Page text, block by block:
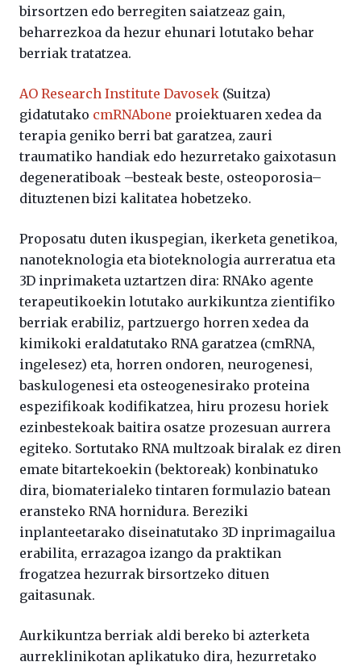
birsortzen edo berregiten saiatzeaz gain,
beharrezkoa da hezur ehunari lotutako behar
berriak tratatzea.
AO Research Institute Davosek (Suitza)
gidatutako cmRNAbone proiektuaren xedea da
terapia geniko berri bat garatzea, zauri
traumatiko handiak edo hezurretako gaixotasun
degeneratiboak –besteak beste, osteoporosia–
dituztenen bizi kalitatea hobetzeko.
Proposatu duten ikuspegian, ikerketa genetikoa,
nanoteknologia eta bioteknologia aurreratua eta
3D inprimaketa uztartzen dira: RNAko agente
terapeutikoekin lotutako aurkikuntza zientifiko
berriak erabiliz, partzuergo horren xedea da
kimikoki eraldatutako RNA garatzea (cmRNA,
ingelesez) eta, horren ondoren, neurogenesi,
baskulogenesi eta osteogenesirako proteina
espezifikoak kodifikatzea, hiru prozesu horiek
ezinbestekoak baitira osatze prozesuan aurrera
egiteko. Sortutako RNA multzoak biralak ez diren
emate bitartekoekin (bektoreak) konbinatuko
dira, biomaterialeko tintaren formulazio batean
eransteko RNA hornidura. Bereziki
inplanteetarako diseinatutako 3D inprimagailua
erabilita, errazagoa izango da praktikan
frogatzea hezurrak birsortzeko dituen
gaitasunak.
Aurkikuntza berriak aldi bereko bi azterketa
aurreklinikotan aplikatuko dira, hezurretako